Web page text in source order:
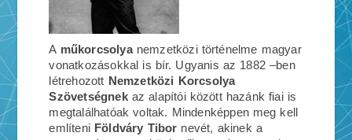
A műkorcsolya nemzetközi történelme magyar
vonatkozásokkal is bír. Ugyanis az 1882 –ben
létrehozott Nemzetközi Korcsolya
Szövetségnekaz alapítói között hazánk fiai is
megtalálhatóak voltak. Mindenképpen meg kell
említeni Földváry Tibor nevét, akinek a